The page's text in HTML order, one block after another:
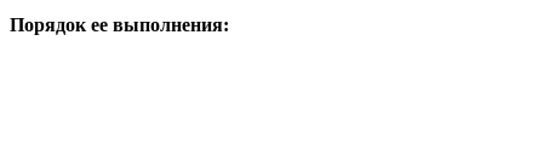
Порядок ее выполнения: